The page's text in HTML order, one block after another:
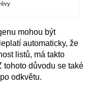
mohou být
automaticky, že
listů, má takto
tohoto důvodu se také
odkvětu.